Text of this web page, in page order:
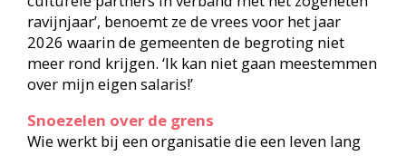
volwassenenliteratuur staat is juist weer saai,
bijna academisch zelfs. O, en er wordt in heel
Scandinavië niet met vrijwilligers gewerkt. Dat is
in Nederland toch bijna ondenkbaar. Naast onze
zeventig medewerkers, waaronder dertig
opruimhulpen (studenten en scholieren), heeft
vrijwilligers die op allerlei terreinen actief zijn.
Van Taalhuis tot cursusbegeleider.’